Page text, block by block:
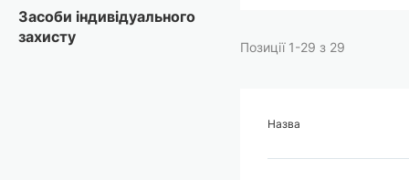
Позиції 1-29 з 29
Назва
Засоби індивідуального
захисту